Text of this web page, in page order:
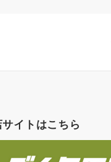
イトはこちら